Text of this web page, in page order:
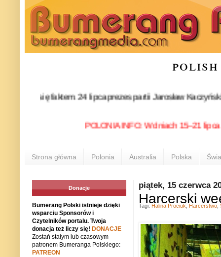
się faktem. 24 lipca prezes partii Jarosław Kaczyński
POLONIA INFO: W dniach 15–21 lipca
Strona główna Polonia Australia Polska
piątek, 15 czerwca
Harcerski
Tagi: Halina Prociuk Harcerstwo
Donacje
Bumerang Polski istnieje dzięki
wsparciu Sponsorów i
Czytelników portalu. Twoja
donacja też liczy się! DONACJE
Zostań stałym lub czasowym
patronem Bumeranga Polskiego:
PATREON